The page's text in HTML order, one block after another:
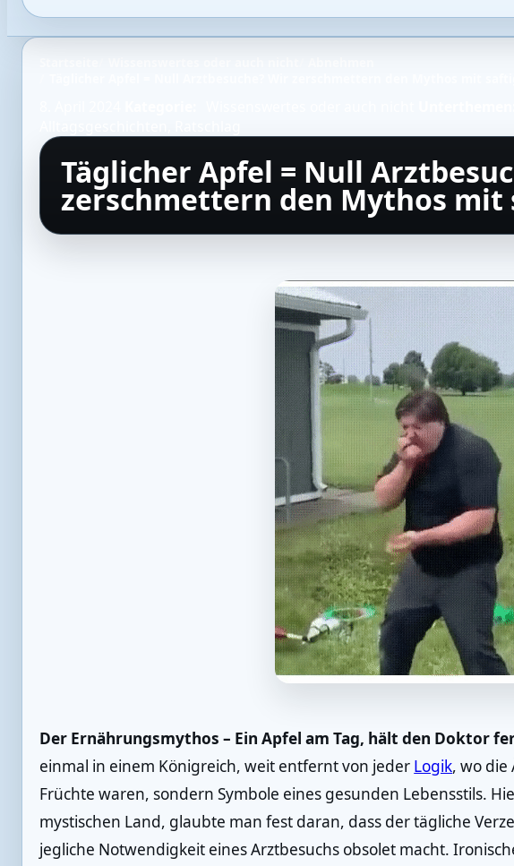
Täglicher Apfel = Null
zerschmettern den Mythos mit
Der Ernährungsmythos – Ein Apfel am Tag, hält den Doktor
einmal in einem Königreich, weit entfernt von jeder Logik, wo die
Früchte waren, sondern Symbole eines gesunden Lebensstils.
mystischen Land, glaubte man fest daran, dass der tägliche
jegliche Notwendigkeit eines Arztbesuchs obsolet macht.